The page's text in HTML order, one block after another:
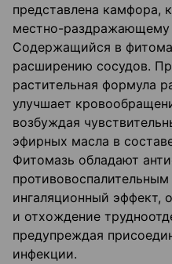
представлена камфора,
местно-раздражающему
Содержащийся в
расширению сосудов.
растительная формула
улучшает
возбуждая
эфирных масла в
Фитомазь обладают
ингаляционный эффект,
и отхождение
предупреждая
инфекции.